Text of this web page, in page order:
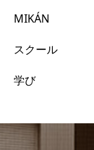
MIKÁN
スクール
学び